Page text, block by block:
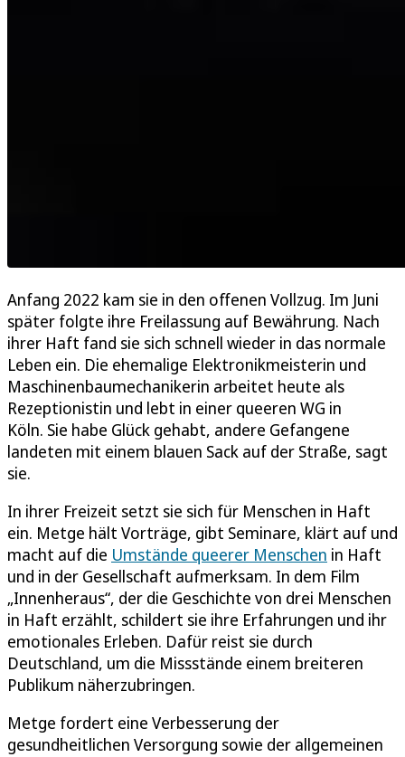
Anfang 2022 kam sie in den offenen Vollzug. Im Juni
später folgte ihre Freilassung auf Bewährung. Nach
ihrer Haft fand sie sich schnell wieder in das normale
Leben ein. Die ehemalige Elektronikmeisterin und
Maschinenbaumechanikerin arbeitet heute als
Rezeptionistin und lebt in einer queeren WG in
Köln. Sie habe Glück gehabt, andere Gefangene
landeten mit einem blauen Sack auf der Straße, sagt
sie.
In ihrer Freizeit setzt sie sich für Menschen in Haft
ein. Metge hält Vorträge, gibt Seminare, klärt auf und
macht auf die Umstände queerer Menschen in Haft
und in der Gesellschaft aufmerksam. In dem Film
„Innenheraus“, der die Geschichte von drei Menschen
in Haft erzählt, schildert sie ihre Erfahrungen und ihr
emotionales Erleben. Dafür reist sie durch
Deutschland, um die Missstände einem breiteren
Publikum näherzubringen.
Metge fordert eine Verbesserung der
gesundheitlichen Versorgung sowie der allgemeinen